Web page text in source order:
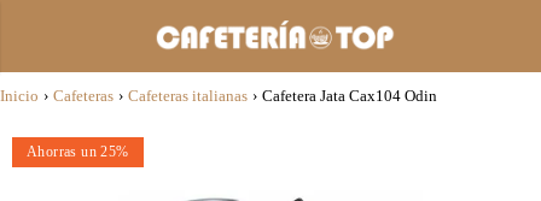
Inicio › Cafeteras › Cafeteras italianas › Cafetera Jata Cax104 Odin
Ahorras un 25%